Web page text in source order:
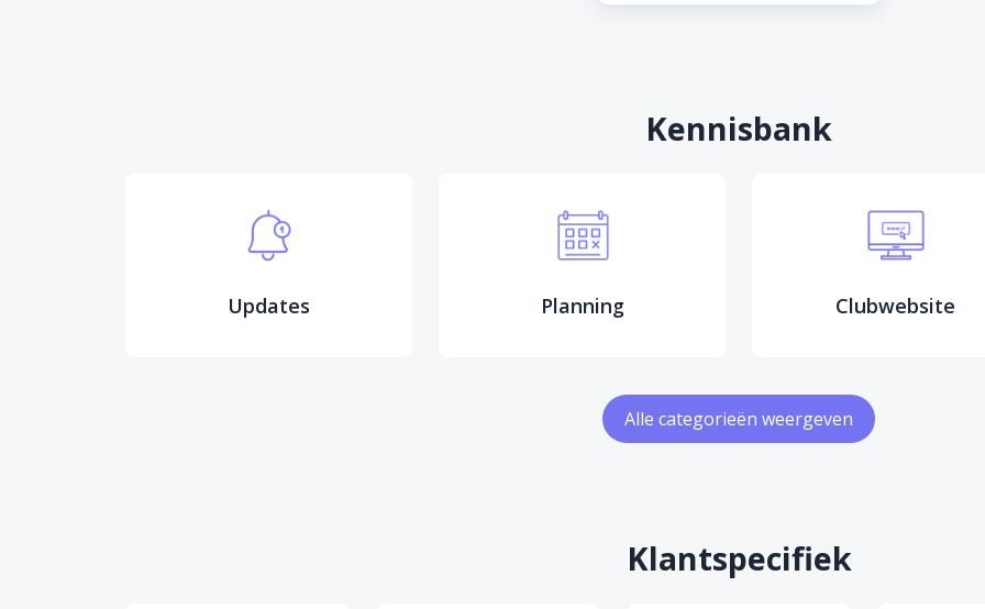
Kennisbank
Updates Planning Clubwebsite
Alle categorieën weergeven
Klantspecifiek